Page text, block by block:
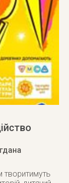
творитимуть